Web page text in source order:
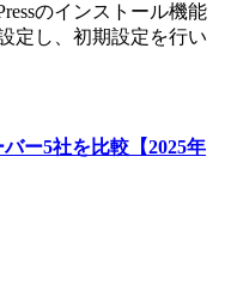
のインストール機能
定し、初期設定を行い
ー5社を比較【2025年